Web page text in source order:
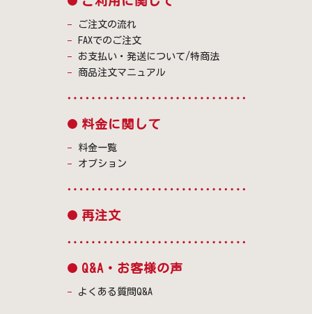
ご注文の流れ
FAXでのご注文
お支払い・発送について/特商法
商品注文マニュアル
料金に関して
料金一覧
オプション
再注文
Q&A・お客様の声
よくある質問Q&A